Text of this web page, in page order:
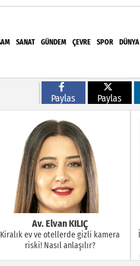
SANAT GÜNDEM ÇEVRE SPOR DÜNYA
Av. Erdoğan KAYA
İŞÇİNİN İHBAR (BİLDİRİM) SÜRESİNİ 6
HAFTA AŞAN DEVAMSIZLIĞI
Paylas Paylas